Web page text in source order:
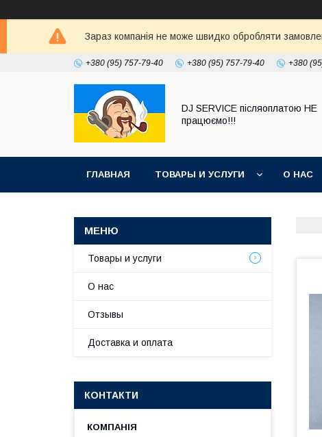
Зараз компанія не може швидко обробляти
+380 (95) 757-79-40 +380 (95) 757-79-40 +380
DJ SERVICE пiсляоплатою НЕ
працюємо!!!
ГЛАВНАЯ ТОВАРЫ И УСЛУГИ О НАС
Товары и услуги
О нас
Отзывы
Доставка и оплата
КОНТАКТИ